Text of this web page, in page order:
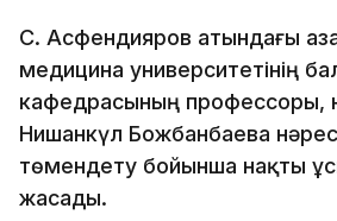
С. Асфендияров атындағы
медицина университетінің
кафедрасының профессоры,
Нишанкүл Божбанбаева
төмендету бойынша нақты
жасады.